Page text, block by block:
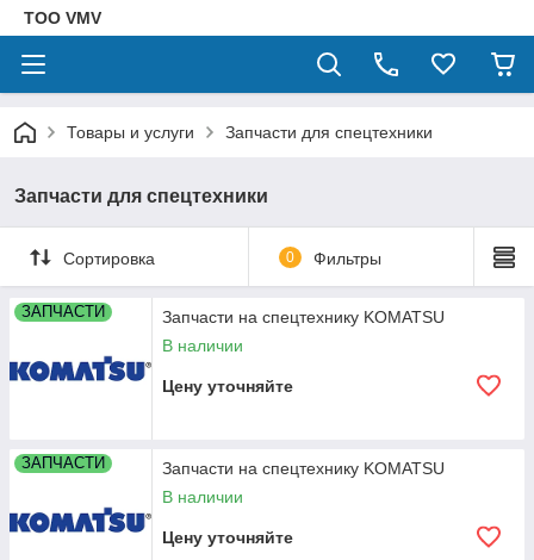
ТОО VMV
Товары и услуги Запчасти для спецтехники
Запчасти для спецтехники
Сортировка 0 Фильтры
ЗАПЧАСТИ
Запчасти на спецтехнику KOMATSU
В наличии
Цену уточняйте
ЗАПЧАСТИ
Запчасти на спецтехнику KOMATSU
В наличии
Цену уточняйте